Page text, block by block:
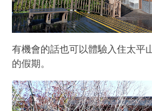
有機會的話也可以體驗入住太平
的假期。